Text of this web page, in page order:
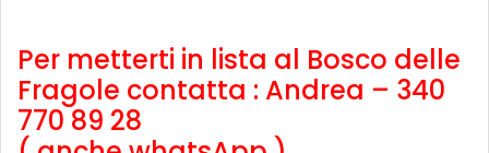
Per metterti in lista al Bosco delle
Fragole contatta : Andrea – 340
770 89 28